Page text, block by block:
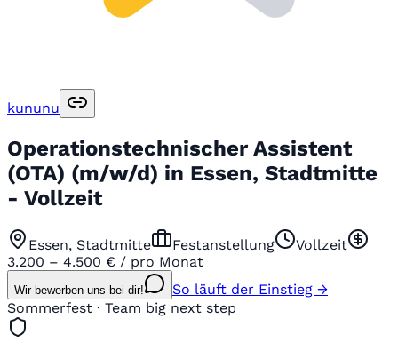
kununu
Operationstechnischer Assistent
(OTA) (m/w/d) in Essen, Stadtmitte
- Vollzeit
Essen, Stadtmitte Festanstellung
Vollzeit
3.200 – 4.500 € / pro Monat
Wir bewerben uns bei dir!
So läuft der Einstieg →
Sommerfest · Team big next step